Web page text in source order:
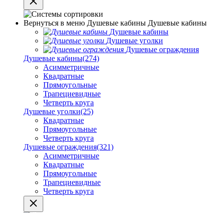
Вернуться в меню Душевые кабины Душевые кабины
Душевые кабины
Душевые уголки
Душевые ограждения
Душевые кабины(274)
Асимметричные
Квадратные
Прямоугольные
Трапециевидные
Четверть круга
Душевые уголки(25)
Квадратные
Прямоугольные
Четверть круга
Душевые ограждения(321)
Асимметричные
Квадратные
Прямоугольные
Трапециевидные
Четверть круга